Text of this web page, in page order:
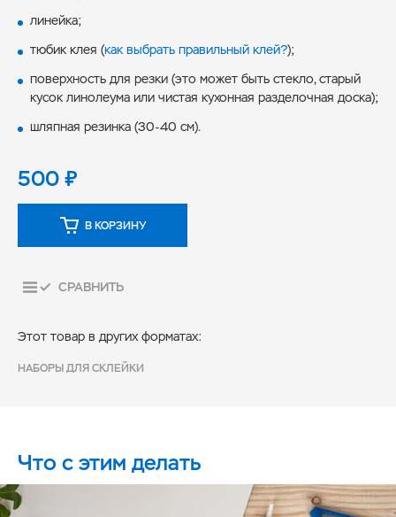
линейка;
тюбик клея (как выбрать правильный клей?);
поверхность для резки (это может быть стекло, старый
кусок линолеума или чистая кухонная разделочная доска);
шляпная резинка (30-40 см).
500₽
В КОРЗИНУ
СРАВНИТЬ
Этот товар в других форматах:
НАБОРЫ ДЛЯ СКЛЕЙКИ
Что с этим делать